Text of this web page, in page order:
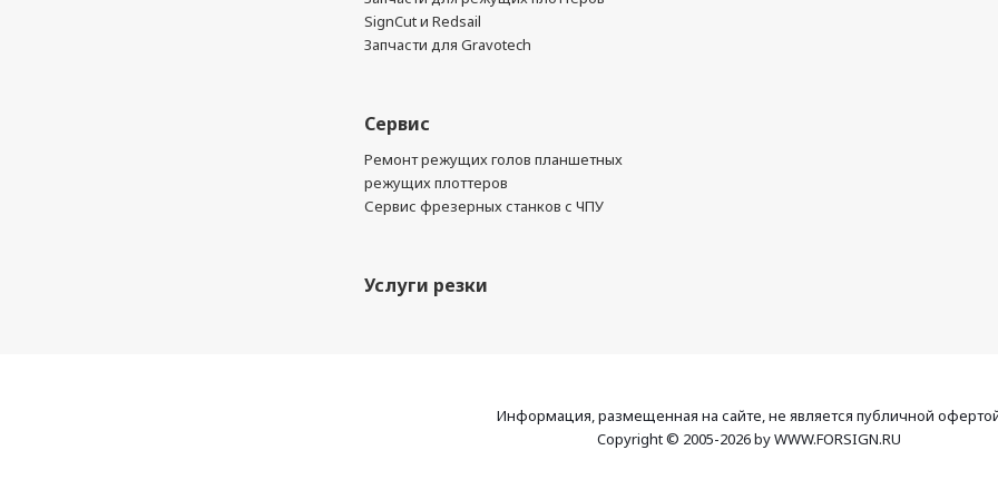
SignCut и Redsail
Запчасти для Gravotech
Сервис
Ремонт режущих голов планшетных
режущих плоттеров
Сервис фрезерных станков с ЧПУ
Услуги резки
Информация, размещенная на сайте, не является публичной
Copyright © 2005-2026 by WWW.FORSIGN.RU